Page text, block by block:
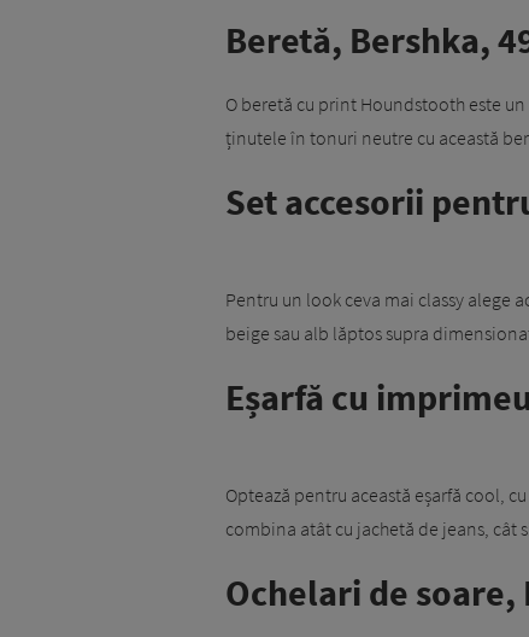
Beretă, Bershka,
O beretă cu print Houndstooth este
ținutele în tonuri neutre cu această
Set accesorii
Pentru un look ceva mai classy alege
beige sau alb lăptos supra
Eșarfă cu
Optează pentru această eșarfă cool,
combina atât cu jachetă de jeans, cât
Ochelari de soare,